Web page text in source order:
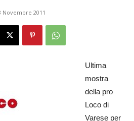
Novembre 2011
Ultima
mostra
della pro
Loco di
Varese per